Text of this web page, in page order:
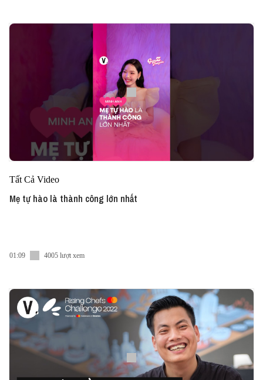
Tất Cả Video
Mẹ tự hào là thành công lớn nhất
01:09 4005 lượt xem